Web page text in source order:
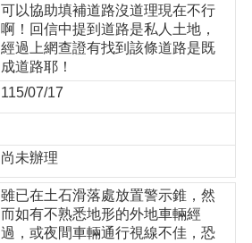
可以協助填補道路沒道理現在不行
啊！回信中提到道路是私人土地，
經過上網查證有找到該條道路是既
成道路耶！
115/07/17
尚未辦理
雖已在土石滑落處放置警示錐，然
而如有不熟悉地形的外地車輛經
過，或夜間車輛通行視線不佳，恐